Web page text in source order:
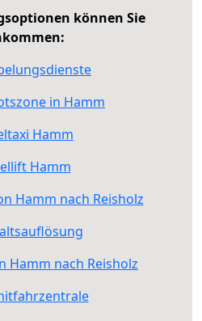
können Sie
in Hamm
Hamm
Hamm
Hamm nach Reisholz
Hamm nach Reisholz